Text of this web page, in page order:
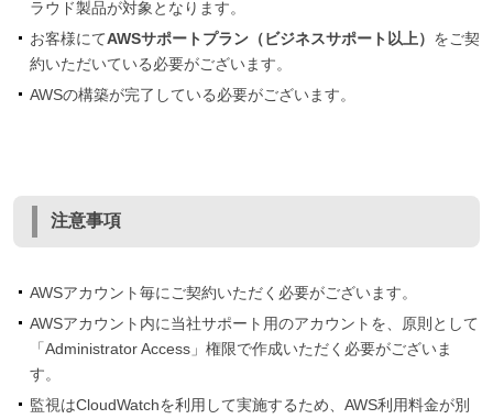
ラウド製品が対象となります。
お客様にてAWSサポートプラン（ビジネスサポート以上） をご契
約いただいている必要がございます。
AWSの構築が完了している必要がございます。
注意事項
AWSアカウント毎にご契約いただく必要がございます。
AWSアカウント内に当社サポート用のアカウントを、原則として
「Administrator Access」権限で作成いただく必要がございま
す。
監視はCloudWatchを利用して実施するため、AWS利用料金が別